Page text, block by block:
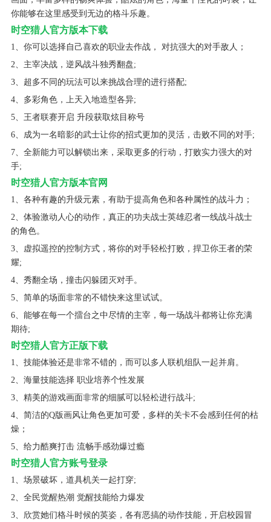
你能够在这里感受到无边的格斗乐趣。
时空猎人官方版本下载
1、你可以选择自己喜欢的职业去作战， 对抗强大的对手敌人；
2、主宰决战，逆风战斗独秀翻盘;
3、超多不同的玩法可以来挑战合理的进行搭配;
4、多彩角色，上天入地造型各异;
5、王者联赛开启 升段获取炫目称号
6、成为一名暗影的武士让你的招式更加的灵活，击败不同的对手;
7、全新能力可以解锁出来，采取更多的行动，打败实力强大的对
手;
时空猎人官方版本官网
1、各种有趣的升级元素，有助于提高角色和各种属性的战斗力；
2、体验激动人心的动作，真正的功夫战士英雄忍者一线战斗战士
的角色。
3、虚拟遥控的控制方式，将你的对手轻松打败，捍卫你王者的荣
耀;
4、秀翻全场，撞击闪躲团灭对手。
5、简单的场面非常的不错快来这里试试。
6、能够在每一个擂台之中尽情的主宰，每一场战斗都将让你充满
期待;
时空猎人官方正版下载
1、技能体验还是非常不错的，而可以多人联机组队一起并肩。
2、海量技能选择 职业培养个性发展
3、精美的游戏画面非常的细腻可以轻松进行战斗;
4、简洁的Q版画风让角色更加可爱，多样的关卡不会感到任何的枯
燥；
5、给力酷爽打击 流畅手感劲爆过瘾
时空猎人官方账号登录
1、场景破坏，道具机关一起打穿;
2、全民觉醒热潮 觉醒技能给力爆发
3、欣赏她们格斗时候的英姿，各有恶搞的动作技能，开启校园冒